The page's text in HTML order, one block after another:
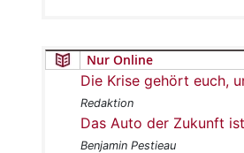
Nur Online
Die Krise gehört euch,
Redaktion
Das Auto der Zukunft
Benjamin Pestieau